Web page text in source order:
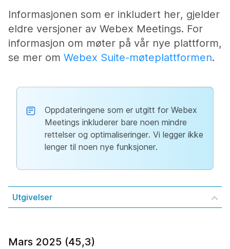
Informasjonen som er inkludert her, gjelder
eldre versjoner av Webex Meetings. For
informasjon om møter på vår nye plattform,
se mer om Webex Suite-møteplattformen.
Oppdateringene som er utgitt for Webex
Meetings inkluderer bare noen mindre
rettelser og optimaliseringer. Vi legger ikke
lenger til noen nye funksjoner.
Utgivelser
Mars 2025 (45,3)